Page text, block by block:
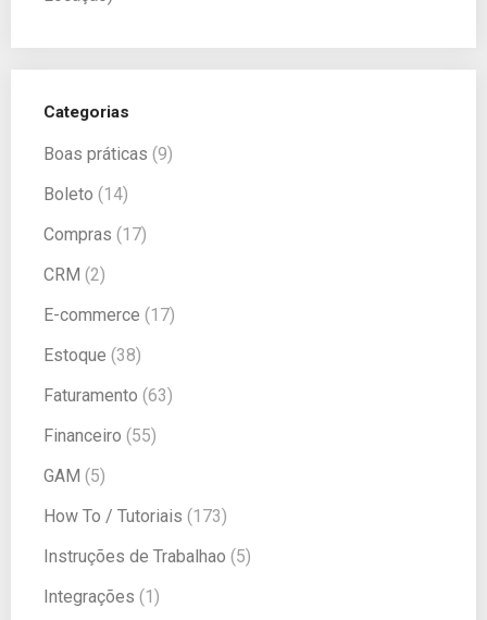
Categorias
Boas práticas (9)
Boleto (14)
Compras (17)
CRM (2)
E-commerce (17)
Estoque (38)
Faturamento (63)
Financeiro (55)
GAM (5)
How To / Tutoriais (173)
Instruções de Trabalhao (5)
Integrações (1)